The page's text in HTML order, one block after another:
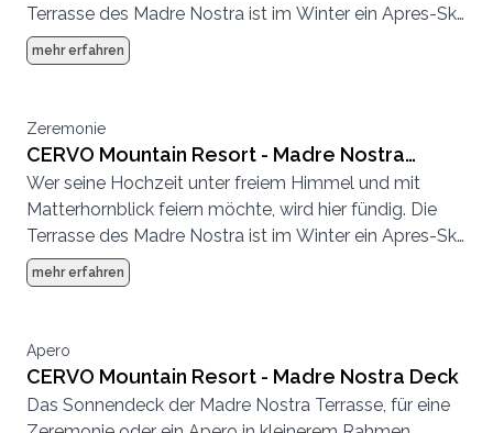
Terrasse des Madre Nostra ist im Winter ein Apres-Ski
Hotspot und im Sommer eine entspannte
Sonnenterrasse.
mehr erfahren
Zeremonie
CERVO Mountain Resort - Madre Nostra
Terrasse
Wer seine Hochzeit unter freiem Himmel und mit
Matterhornblick feiern möchte, wird hier fündig. Die
Terrasse des Madre Nostra ist im Winter ein Apres-Ski
Hotspot und im Sommer eine entspannte
Sonnenterrasse.
mehr erfahren
Apero
CERVO Mountain Resort - Madre Nostra Deck
Das Sonnendeck der Madre Nostra Terrasse, für eine